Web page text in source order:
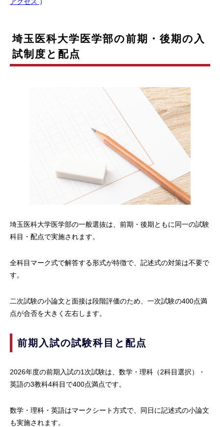
アクセス ）
埼玉医科大学医学部の前期・後期の入
試制度と配点
埼玉医科大学医学部の一般選抜は、前期・後期ともに同一の試験
科目・配点で実施されます。
全科目マーク式で解答する形式が特徴で、記述式の対策は不要で
す。
二次試験の小論文と面接は段階評価のため、一次試験の400点満
点が合否を大きく左右します。
前期入試の試験科目と配点
2026年度の前期入試の1次試験は、数学・理科（2科目選択）・
英語の3教科4科目で400点満点です。
数学・理科・英語はマークシート方式で、同日に記述式の小論文
も実施されます。